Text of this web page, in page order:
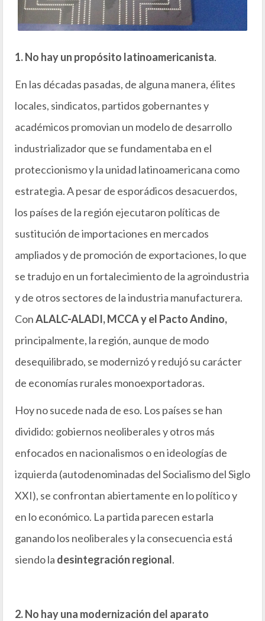
1. No hay un propósito latinoamericanista.
En las décadas pasadas, de alguna manera, élites
locales, sindicatos, partidos gobernantes y
académicos promovian un modelo de desarrollo
industrializador que se fundamentaba en el
proteccionismo y la unidad latinoamericana como
estrategia. A pesar de esporádicos desacuerdos,
los países de la región ejecutaron políticas de
sustitución de importaciones en mercados
ampliados y de promoción de exportaciones, lo que
se tradujo en un fortalecimiento de la agroindustria
y de otros sectores de la industria manufacturera.
ConALALC-ALADI, MCCA y el Pacto Andino,
principalmente, la región, aunque de modo
desequilibrado, se modernizó y redujó su carácter
de economías rurales monoexportadoras.
Hoy no sucede nada de eso. Los países se han
dividido: gobiernos neoliberales y otros más
enfocados en nacionalismos o en ideologías de
izquierda (autodenominadas del Socialismo del Siglo
XXI), se confrontan abiertamente en lo político y
en lo económico. La partida parecen estarla
ganando los neoliberales y la consecuencia está
siendo la desintegración regional.
2. No hay una modernización del aparato